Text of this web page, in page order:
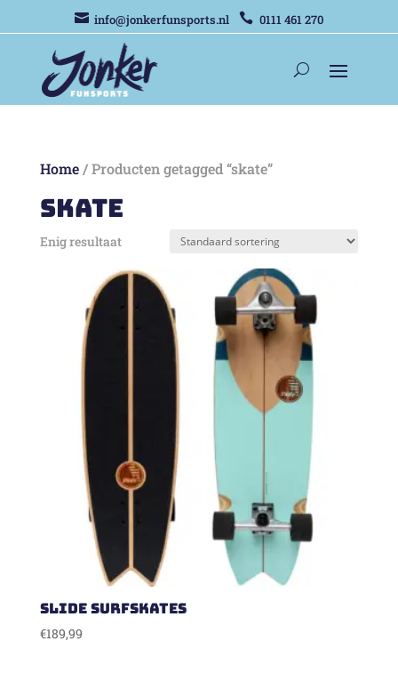
 info@jonkerfunsports.nl  0111 461 270
Home/ Producten getagged “skate”
skate
Enig resultaat
Slide Surfskates
€189,99